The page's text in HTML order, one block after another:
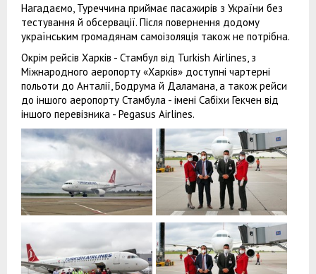
Нагадаємо, Туреччина приймає пасажирів з України без
тестування й обсервації. Після повернення додому
українським громадянам самоізоляція також не потрібна.
Окрім рейсів Харків - Стамбул від Turkish Airlines, з
Міжнародного аеропорту «Харків» доступні чартерні
польоти до Анталії, Бодрума й Даламана, а також рейси
до іншого аеропорту Стамбула - імені Сабіхи Гекчен від
іншого перевізника - Pegasus Airlines.